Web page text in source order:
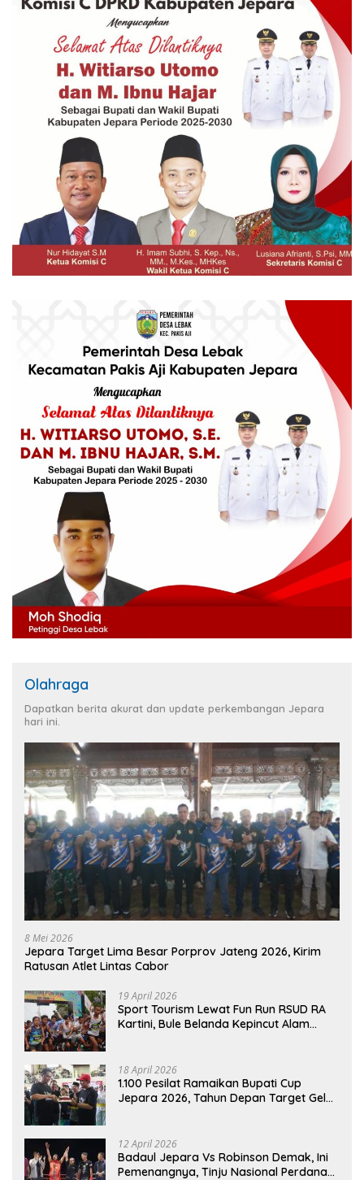
Olahraga
Dapatkan berita akurat dan update perkembangan Jepara
hari ini.
8 Mei 2026
Jepara Target Lima Besar Porprov Jateng 2026, Kirim
Ratusan Atlet Lintas Cabor
19 April 2026
Sport Tourism Lewat Fun Run RSUD RA
Kartini, Bule Belanda Kepincut Alam
18 April 2026
1.100 Pesilat Ramaikan Bupati Cup
Jepara 2026, Tahun Depan Target Gelar
12 April 2026
Badaul Jepara Vs Robinson Demak, Ini
Pemenangnya, Tinju Nasional Perdana